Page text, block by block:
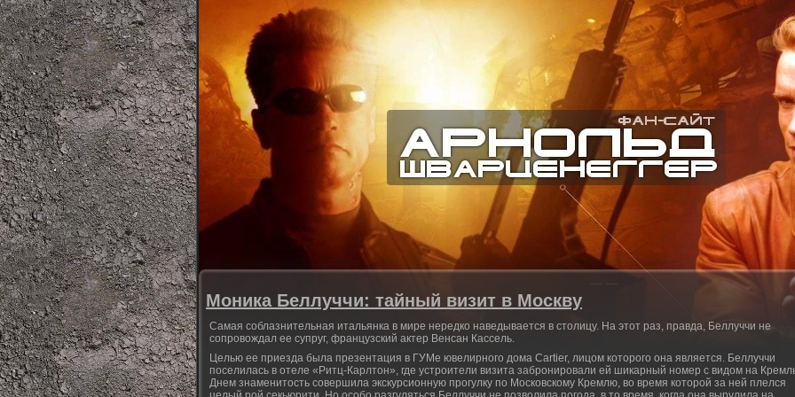
Моника Беллуччи: тайный визит в Москву
Самая соблазнительная итальянка в мире нередко наведывается в столицу. На этот раз, правда, Беллуччи не
сопровождал ее супруг, французский актер Венсан Кассель.
Целью ее приезда была презентация в ГУМе ювелирного дома Cartier, лицом которого она является. Беллуччи
поселилась в отеле «Ритц-Карлтон», где устроители визита забронировали ей шикарный номер с видом на
Днем знаменитость совершила экскурсионную прогулку по Московскому Кремлю, во время которой за ней плелся